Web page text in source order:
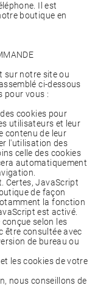
Il est
boutique en
sur notre site ou
ci-dessous
pour vous :
cookies pour
utilisateurs et leur
contenu de leur
l'utilisation des
celle des cookies
automatiquement
Certes, JavaScript
de façon
la fonction
est activé.
conçue selon les
être consultée avec
de bureau ou
les cookies de votre
nous conseillons de